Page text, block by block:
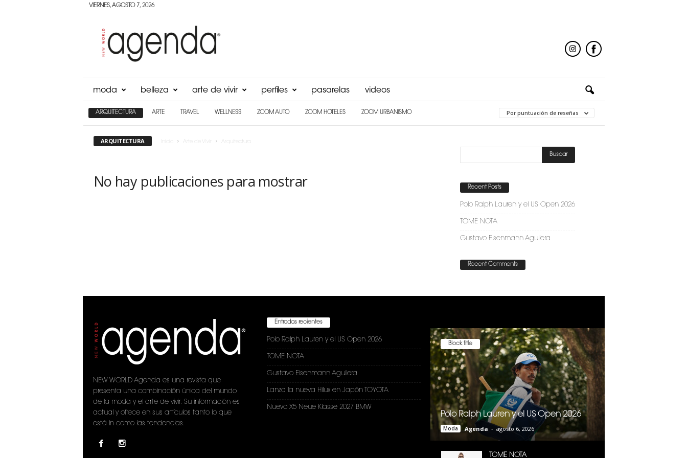
VIERNES, AGOSTO 7, 2026
Panama
moda belleza arte de vivir perfiles pasarelas videos
ARQUITECTURA ARTE TRAVEL WELLNESS ZOOM AUTO ZOOM HOTELES ZOOM URBANISMO Por puntuación de reseñas
ARQUITECTURA Arte de Vivir Arquitectura
No hay publicaciones para mostrar Recent Posts
Polo Ralph Lauren y el US Open 2026
TOME NOTA
Gustavo Eisenmann Aguilera
Recent Comments
NEW WORLD Agenda es una revista que
presenta una combinación única del mundo
de la moda y el arte de vivir. Su información es
actual y ofrece en sus artículos tanto lo que
está in como las tendencias.
Entradas recientes
Polo Ralph Lauren y el US Open 2026
TOME NOTA
Gustavo Eisenmann Aguilera
Lanza la nueva Hilux en Japón TOYOTA
Nuevo X5 Neue Klasse 2027 BMW
Block title
Polo Ralph Lauren y el US Open 2026
Moda Agenda - agosto 6, 2026
TOME NOTA